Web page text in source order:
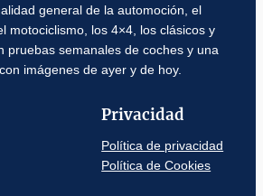
general de la automoción, el
motociclismo, los 4×4, los clásicos y
pruebas semanales de coches y una
imágenes de ayer y de hoy.
Privacidad
Política de privacidad
Política de Cookies